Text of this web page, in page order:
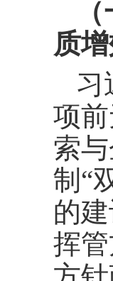
质增
习
项
索
制“
的
挥